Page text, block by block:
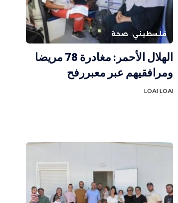
فلسطيني صحة
الهلال الأحمر: مغادرة 78 مريضا
ومرافقيهم عبر معبررفح
LOAI LOAI